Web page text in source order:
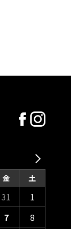
金 土
31
1
7 8